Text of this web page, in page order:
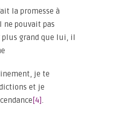
la promesse à
ne pouvait pas
grand que lui, il
je te
et je
[4].